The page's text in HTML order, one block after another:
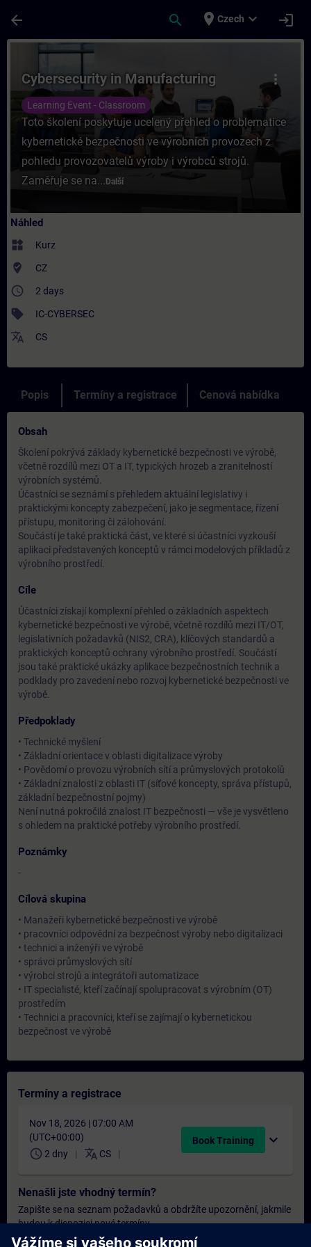
arrow_back search place Czech expand_more login
Kurz - Cybersecurity in Manufacturing -
more_vert
Cybersecurity in Manufacturing
Learning Event - Classroom
Toto školení poskytuje ucelený přehled o problematice
kybernetické bezpečnosti ve výrobních provozech z
pohledu provozovatelů výroby i výrobců strojů.
Zaměřuje se na... Další
Náhled
widgets Kurz
where_to_vote CZ
access_time 2 days
sell IC-CYBERSEC
translate CS
Popis Termíny a registrace Cenová nabídka
Obsah
Školení pokrývá základy kybernetické bezpečnosti ve výrobě,
včetně rozdílů mezi OT a IT, typických hrozeb a zranitelností
výrobních systémů.
Účastníci se seznámí s přehledem aktuální legislativy i
praktickými koncepty zabezpečení, jako je segmentace, řízení
přístupu, monitoring či zálohování.
Součástí je také praktická část, ve které si účastníci vyzkouší
aplikaci představených konceptů v rámci modelových příkladů z
výrobního prostředí.
Cíle
Účastníci získají komplexní přehled o základních aspektech
kybernetické bezpečnosti ve výrobě, včetně rozdílů mezi IT/OT,
legislativních požadavků (NIS2, CRA), klíčových standardů a
praktických konceptů ochrany výrobního prostředí. Součástí
jsou také praktické ukázky aplikace bezpečnostních technik a
podklady pro zavedení nebo rozvoj kybernetické bezpečnosti ve
výrobě.
Předpoklady
• Technické myšlení
• Základní orientace v oblasti digitalizace výroby
• Povědomí o provozu výrobních sítí a průmyslových protokolů
• Základní znalosti z oblasti IT (síťové koncepty, správa přístupů,
základní bezpečnostní pojmy)
Není nutná pokročilá znalost IT bezpečnosti — vše je vysvětleno
s ohledem na praktické potřeby výrobního prostředí.
Poznámky
-
Cílová skupina
• Manažeři kybernetické bezpečnosti ve výrobě
• pracovníci odpovědní za bezpečnost výroby nebo digitalizaci
• technici a inženýři ve výrobě
• správci průmyslových sítí
• výrobci strojů a integrátoři automatizace
• IT specialisté, kteří začínají spolupracovat s výrobním (OT)
prostředím
• Technici a pracovníci, kteří se zajímají o kybernetickou
bezpečnost ve výrobě
Termíny a registrace
Nov 18, 2026 | 07:00 AM
(UTC+00:00)
schedule 2 dny translate CS
Book Training expand_more
Nenašli jste vhodný termín?
Zapište se na seznam požadavků a obdržíte upozornění, jakmile
budou k dispozici nové termíny.